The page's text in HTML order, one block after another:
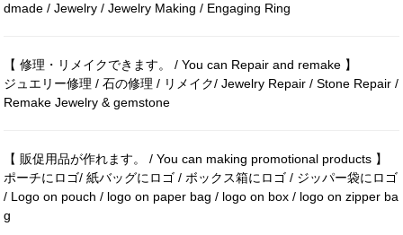
dmade / Jewelry / Jewelry Making / Engaging Ring
【 修理・リメイクできます。 / You can Repair and remake 】
ジュエリー修理 / 石の修理 / リメイク/ Jewelry Repair / Stone Repair /
Remake Jewelry & gemstone
【 販促用品が作れます。 / You can making promotional products 】
ポーチにロゴ/ 紙バッグにロゴ / ボックス箱にロゴ / ジッパー袋にロゴ
/ Logo on pouch / logo on paper bag / logo on box / logo on zipper ba
g